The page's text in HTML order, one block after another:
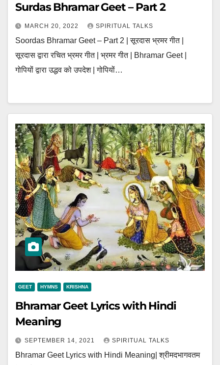
Surdas Bhramar Geet – Part 2
MARCH 20, 2022 SPIRITUAL TALKS
Soordas Bhramar Geet – Part 2 | सूरदास भ्रमर गीत |
सूरदास द्वारा रचित भ्रमर गीत | भ्रमर गीत | Bhramar Geet |
गोपियों द्वारा उद्धव को उपदेश | गोपियों…
GEET HYMNS KRISHNA
Bhramar Geet Lyrics with Hindi
Meaning
SEPTEMBER 14, 2021 SPIRITUAL TALKS
Bhramar Geet Lyrics with Hindi Meaning| श्रीमदभागवतम